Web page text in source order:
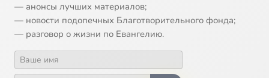
— анонсы лучших материалов;
— новости подопечных Благотворительного фонда;
— разговор о жизни по Евангелию.